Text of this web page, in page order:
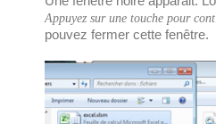
Appuyez sur une touche pour
pouvez fermer cette fenêtre.